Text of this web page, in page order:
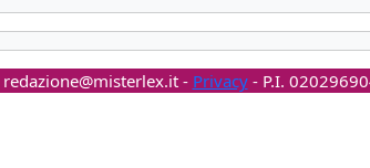
redazione@misterlex.it- Privacy- P.I.